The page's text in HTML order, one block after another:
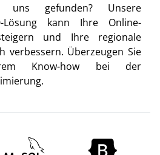
gefunden? Unsere
Lösung kann Ihre Online-
und Ihre regionale
verbessern. Überzeugen Sie
Know-how bei der